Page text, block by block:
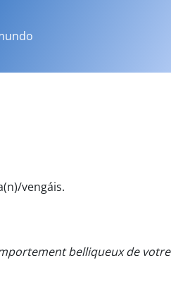
vengáis.
belliqueux de votre